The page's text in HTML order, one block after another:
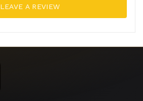
LEAVE A REVIEW